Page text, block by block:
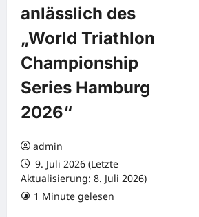
anlässlich des
„World Triathlon
Championship
Series Hamburg
2026“
admin
9. Juli 2026 (Letzte
Aktualisierung: 8. Juli 2026)
1 Minute gelesen